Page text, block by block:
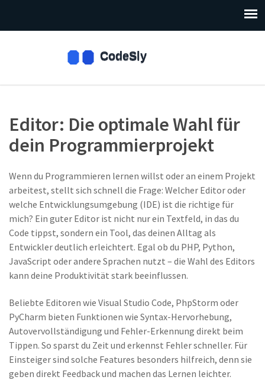
Editor: Die optimale Wahl für
dein Programmierprojekt
Wenn du Programmieren lernen willst oder an einem Projekt
arbeitest, stellt sich schnell die Frage: Welcher Editor oder
welche Entwicklungsumgebung (IDE) ist die richtige für
mich? Ein guter Editor ist nicht nur ein Textfeld, in das du
Code tippst, sondern ein Tool, das deinen Alltag als
Entwickler deutlich erleichtert. Egal ob du PHP, Python,
JavaScript oder andere Sprachen nutzt – die Wahl des Editors
kann deine Produktivität stark beeinflussen.
Beliebte Editoren wie Visual Studio Code, PhpStorm oder
PyCharm bieten Funktionen wie Syntax-Hervorhebung,
Autovervollständigung und Fehler-Erkennung direkt beim
Tippen. So sparst du Zeit und erkennst Fehler schneller. Für
Einsteiger sind solche Features besonders hilfreich, denn sie
geben direkt Feedback und machen das Lernen leichter.